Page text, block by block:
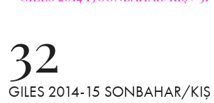
32
GILES 2014-15 SONBAHAR/KIŞ